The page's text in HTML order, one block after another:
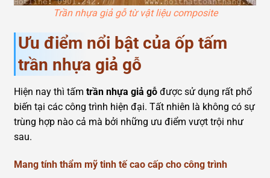
Trần nhựa giả gỗ từ vật liệu composite
Ưu điểm nổi bật của ốp tấm
trần nhựa giả gỗ
Hiện nay thì tấm trần nhựa giả gỗ được sử dụng rất phổ
biến tại các công trình hiện đại. Tất nhiên là không có sự
trùng hợp nào cả mà bởi những ưu điểm vượt trội như
sau.
Mang tính thẩm mỹ tinh tế cao cấp cho công trình